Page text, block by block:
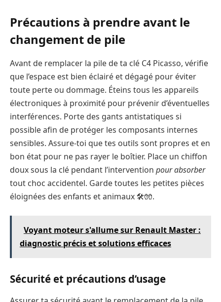
Précautions à prendre avant le
changement de pile
Avant de remplacer la pile de ta clé C4 Picasso, vérifie
que l’espace est bien éclairé et dégagé pour éviter
toute perte ou dommage. Éteins tous les appareils
électroniques à proximité pour prévenir d’éventuelles
interférences. Porte des gants antistatiques si
possible afin de protéger les composants internes
sensibles. Assure-toi que tes outils sont propres et en
bon état pour ne pas rayer le boîtier. Place un chiffon
doux sous la clé pendant l’intervention pour absorber
tout choc accidentel. Garde toutes les petites pièces
éloignées des enfants et animaux 🛠️🧤.
Voyant moteur s'allume sur Renault Master :
diagnostic précis et solutions efficaces
Sécurité et précautions d’usage